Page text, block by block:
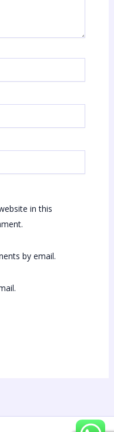
in this
by email.